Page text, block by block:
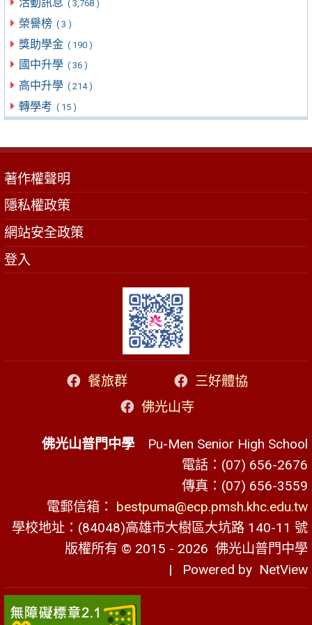
( 3,768 )
榮譽榜 ( 3 )
獎助學金 ( 190 )
國中升學 ( 36 )
高中升學 ( 214 )
轉學考 ( 15 )
著作權聲明
隱私權政策
網站安全政策
登入
餐旅群
三好體協
佛光山寺
佛光山普門中學 Pu-Men Senior High School
電話：(07) 656-2676
傳真：(07) 656-3559
電郵信箱： bestpuma@ecp.pmsh.khc.edu.tw
學校地址：(84048)高雄市大樹區大坑路 140-11 號
版權所有 © 2015 - 2026 佛光山普門中學
| Powered by NetView